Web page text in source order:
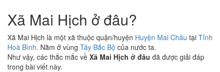
Xã Mai Hịch ở đâu?
Xã Mai Hịch là một xã thuộc quận/huyện Huyện Mai Châu tại Tỉnh
Hoà Bình. Nằm ở vùng Tây Bắc Bộ của nước ta.
Như vậy, các thắc mắc về Xã Mai Hịch ở đâu đã được giải đáp
trong bài viết này.